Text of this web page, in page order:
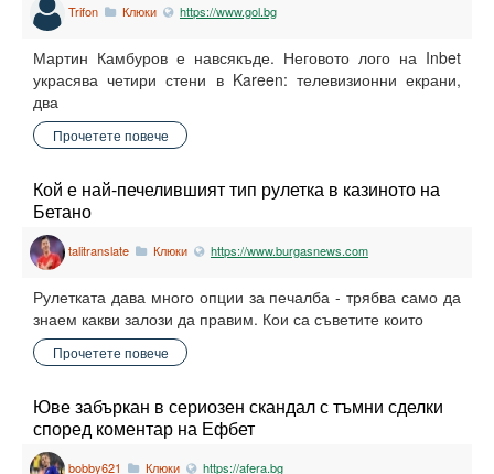
Trifon Клюки https://www.gol.bg
Мартин Камбуров е навсякъде. Неговото лого на Inbet
украсява четири стени в Kareen: телевизионни екрани,
два
Прочетете повече
Кой е най-печелившият тип рулетка в казиното на
Бетано
talitranslate Клюки https://www.burgasnews.com
Рулетката дава много опции за печалба - трябва само да
знаем какви залози да правим. Кои са съветите които
Прочетете повече
Юве забъркан в сериозен скандал с тъмни сделки
според коментар на Ефбет
bobby621 Клюки https://afera.bg